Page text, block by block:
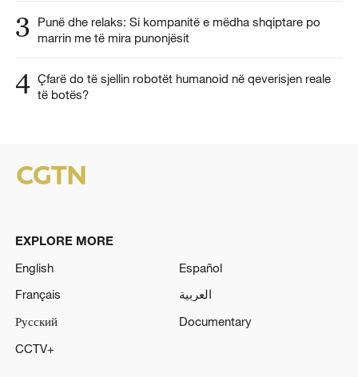
3
Punë dhe relaks: Si kompanitë e mëdha shqiptare po
marrin me të mira punonjësit
4 Çfarë do të sjellin robotët humanoid në qeverisjen reale
të botës?
EXPLORE MORE
English
Español
Français
العربية
Русский
Documentary
CCTV+